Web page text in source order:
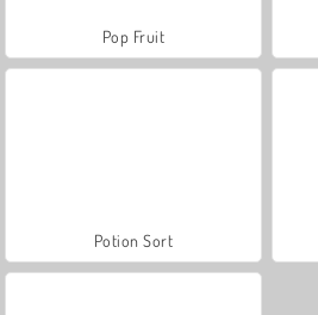
Pop Fruit
Potion Sort